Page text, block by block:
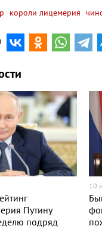
короли лицемерия
Путину
подряд
10